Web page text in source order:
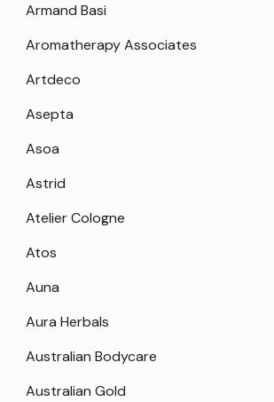
Armand Basi
Aromatherapy Associates
Artdeco
Asepta
Asoa
Astrid
Atelier Cologne
Atos
Auna
Aura Herbals
Australian Bodycare
Australian Gold